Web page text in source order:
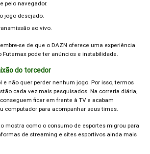
pelo navegador.
jogo desejado.
ao vivo.
se de que o DAZN oferece uma experiência
Futemax pode ter anúncios e instabilidade.
do torcedor
e não quer perder nenhum jogo. Por isso, termos
cada vez mais pesquisados. Na correria diária,
ficar em frente à TV e acabam
computador para acompanhar seus times.
mostra como o consumo de esportes migrou para
de streaming e sites esportivos ainda mais